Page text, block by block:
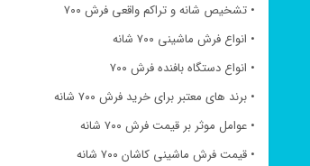
• تشخیص شانه و تراکم واقعی فرش ۷۰۰
• انواع فرش ماشینی ۷۰۰ شانه
• انواع دستگاه بافنده فرش ۷۰۰
• برند های معتبر برای خرید فرش ۷۰۰ شانه
• عوامل موثر بر قیمت فرش ۷۰۰ شانه
• قیمت فرش ماشینی کاشان ۷۰۰ شانه